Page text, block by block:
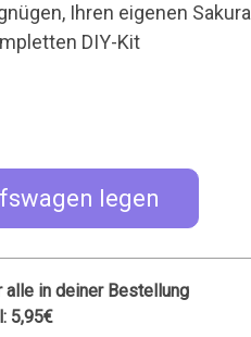
Ihren eigenen
DIY-Kit
legen
in deiner Bestellung
5,95€